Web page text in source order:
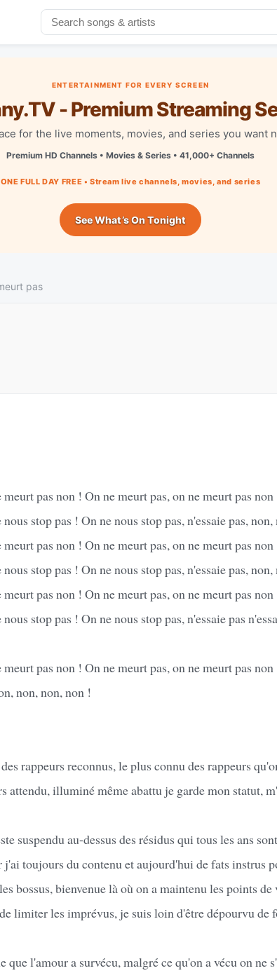
ENTERTAINMENT FOR EVERY SCREEN
- Premium Streaming
for the live moments, movies, and series you want
Premium HD Channels • Movies & Series • 41,000+ Channels
ONE FULL DAY FREE • Stream live channels, movies, and series
See What’s On Tonight
pas
pas non ! On ne meurt pas, on ne meurt pas non
stop pas ! On ne nous stop pas, n'essaie pas,
pas non ! On ne meurt pas, on ne meurt pas non
stop pas ! On ne nous stop pas, n'essaie pas,
pas non ! On ne meurt pas, on ne meurt pas non
stop pas ! On ne nous stop pas, n'essaie pas
pas non ! On ne meurt pas, on ne meurt pas non
non, non, non !
rappeurs reconnus, le plus connu des rappeurs
attendu, illuminé même abattu je garde mon statut,
suspendu au-dessus des résidus qui tous les ans
toujours du contenu et aujourd'hui de fats instrus
bossus, bienvenue là où on a maintenu les points de
limiter les imprévus, je suis loin d'être dépourvu de
que l'amour a survécu, malgré ce qu'on a vécu on ne